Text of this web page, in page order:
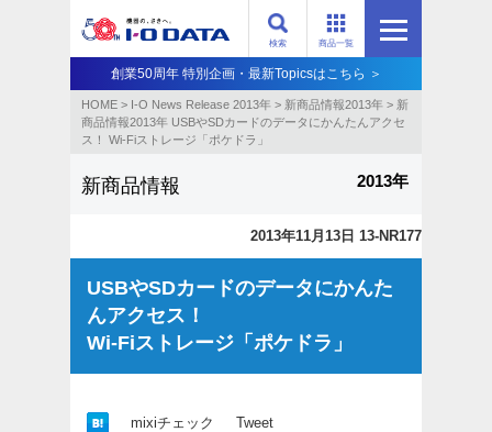
商品一覧
検索
創業50周年 特別企画・最新Topicsはこちら ＞
HOME > I-O News Release 2013年 > 新商品情報2013年 > 新
商品情報2013年 USBやSDカードのデータにかんたんアクセ
ス！ Wi-Fiストレージ「ポケドラ」
新商品情報 2013年
2013年11月13日 13-NR177
USBやSDカードのデータにかんた
んアクセス！
Wi-Fiストレージ「ポケドラ」
mixiチェック Tweet